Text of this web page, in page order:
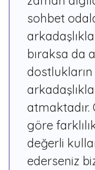
sohbet
bıraksa da
atmaktadır.
göre
değerli
ederseniz